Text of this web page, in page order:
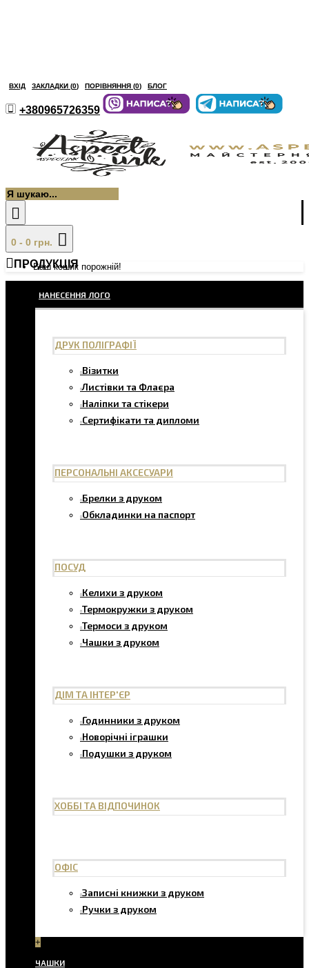
ВХІД ЗАКЛАДКИ (0) ПОРІВНЯННЯ (0) БЛОГ
+380965726359
0 - 0 грн.
Ваш кошик порожній!
ПРОДУКЦІЯ
НАНЕСЕННЯ ЛОГО
ДРУК ПОЛІГРАФІЇ
Візитки
Листівки та Флаєра
Наліпки та стікери
Сертифікати та дипломи
ПЕРСОНАЛЬНІ АКСЕСУАРИ
Брелки з друком
Обкладинки на паспорт
ПОСУД
Келихи з друком
Термокружки з друком
Термоси з друком
Чашки з друком
ДІМ ТА ІНТЕР'ЄР
Годинники з друком
Новорічні іграшки
Подушки з друком
ХОББІ ТА ВІДПОЧИНОК
ОФІС
Записні книжки з друком
Ручки з друком
+
ЧАШКИ